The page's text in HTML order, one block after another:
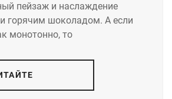
пейзаж и наслаждение
горячим шоколадом. А если
монотонно, то